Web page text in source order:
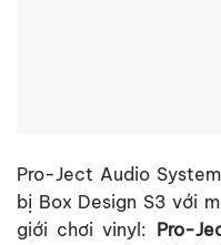
Pro-Ject Audio
bị Box Design S3 với
giới chơi vinyl: Pro-